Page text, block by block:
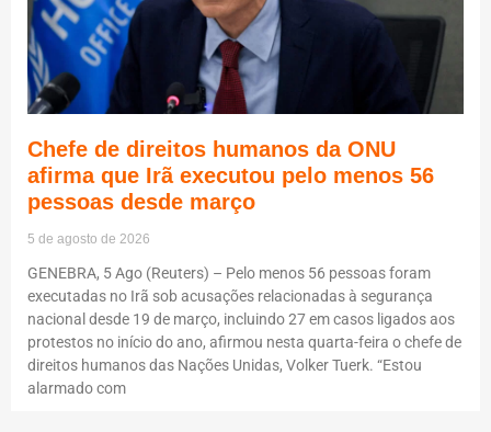
Chefe de direitos humanos da ONU
afirma que Irã executou pelo menos 56
pessoas desde março
5 de agosto de 2026
GENEBRA, 5 Ago (Reuters) – Pelo menos 56 pessoas foram
executadas no Irã sob acusações relacionadas à segurança
nacional desde 19 de março, incluindo 27 em casos ligados aos
protestos no início do ano, afirmou nesta quarta-feira o chefe de
direitos humanos das Nações Unidas, Volker Tuerk. “Estou
alarmado com